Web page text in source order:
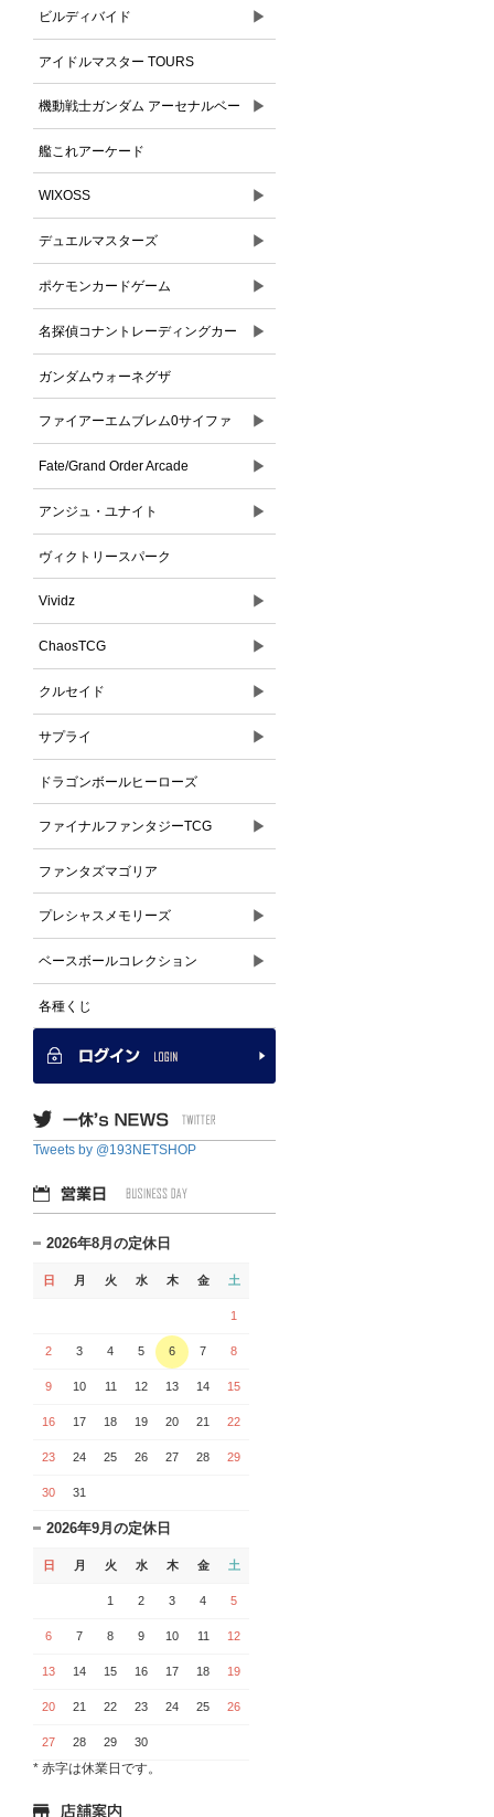
ビルディバイド ▶
アイドルマスター TOURS
機動戦士ガンダム アーセナルベー
ス
▶
艦これアーケード
WIXOSS ▶
デュエルマスターズ ▶
ポケモンカードゲーム ▶
名探偵コナントレーディングカー
ドゲーム
▶
ガンダムウォーネグザ
ファイアーエムブレム0サイファ ▶
Fate/Grand Order Arcade ▶
アンジュ・ユナイト ▶
ヴィクトリースパーク
Vividz ▶
ChaosTCG ▶
クルセイド ▶
サプライ ▶
ドラゴンボールヒーローズ
ファイナルファンタジーTCG ▶
ファンタズマゴリア
プレシャスメモリーズ ▶
ベースボールコレクション ▶
各種くじ
Tweets by @193NETSHOP
2026年8月の定休日
日 月 火 水 木 金 土
1
2 3 4 5 6 7 8
9 10 11 12 13 14 15
16 17 18 19 20 21 22
23 24 25 26 27 28 29
30 31
2026年9月の定休日
日 月 火 水 木 金 土
1 2 3 4 5
6 7 8 9 10 11 12
13 14 15 16 17 18 19
20 21 22 23 24 25 26
27 28 29 30
* 赤字は休業日です。